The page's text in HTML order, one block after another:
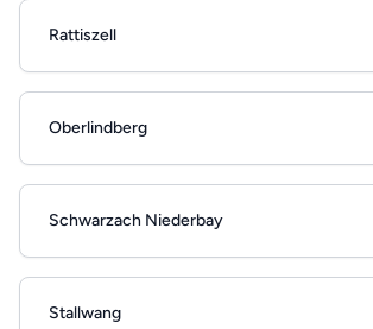
Rattiszell
Oberlindberg
Schwarzach Niederbay
Stallwang